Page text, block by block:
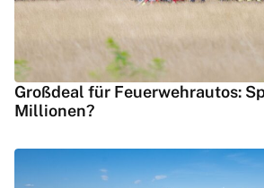
Großdeal für Feuerwehrautos:
Millionen?